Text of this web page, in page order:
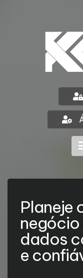
Planeje
dados
e